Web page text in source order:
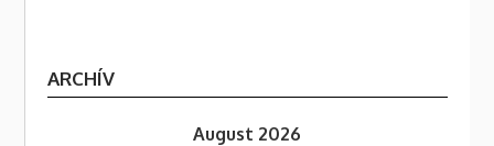
ARCHÍV
August 2026